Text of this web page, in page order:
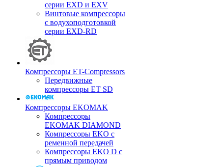
серии EXD и EXV
Винтовые компрессоры
с водухоподготовкой
серии EXD-RD
Компрессоры ET-Compressors
Передвижные
компрессоры ET SD
Компрессоры EKOMAK
Компрессоры
EKOMAK DIAMOND
Компрессоры EKO c
ременной передачей
Компрессоры EKO D с
прямым приводом